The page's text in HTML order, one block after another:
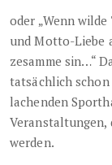
oder „Wenn wilde
und Motto-Liebe
zesamme sin…“
tatsächlich schon
lachenden
Veranstaltungen,
werden.